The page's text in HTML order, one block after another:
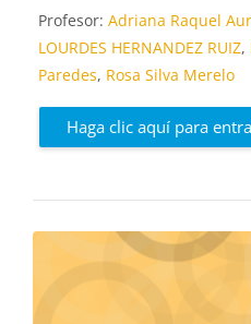
Profesor: Adriana Raquel
LOURDES HERNANDEZ RUIZ,
Paredes, Rosa Silva Merelo
Haga clic aquí para